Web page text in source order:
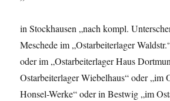
in Stockhausen „nach kompl.
Meschede im „Ostarbeiterlager
oder im „Ostarbeiterlager Haus
Ostarbeiterlager Wiebelhaus“ oder „im
Honsel-Werke“ oder in Bestwig „im